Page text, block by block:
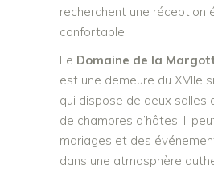
recherchent une réception
confortable.
Le Domaine de la
est une demeure du XVIIe
qui dispose de deux salles
de chambres d’hôtes. Il
mariages et des
dans une atmosphère